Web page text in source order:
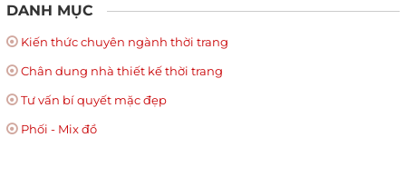
DANH MỤC
Kiến thức chuyên ngành thời trang
Chân dung nhà thiết kế thời trang
Tư vấn bí quyết mặc đẹp
Phối - Mix đồ